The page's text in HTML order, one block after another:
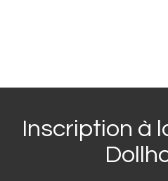
Inscription à